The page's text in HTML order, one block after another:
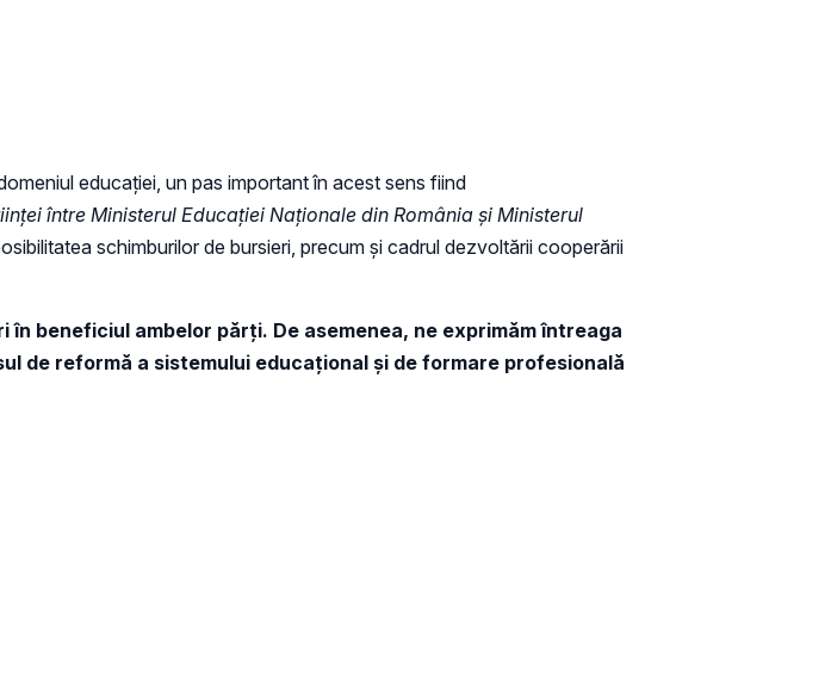
educației, un pas important în acest sens fiind
între Ministerul Educației Naționale din România și Ministerul
schimburilor de bursieri, precum și cadrul dezvoltării cooperării
beneficiul ambelor părți. De asemenea, ne exprimăm întreaga
de reformă a sistemului educațional și de formare profesională